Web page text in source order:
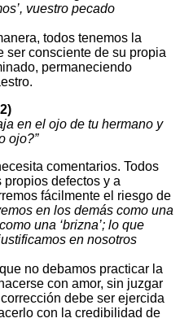
vuestro pecado
todos tenemos la
ser consciente de su propia
permaneciendo
en el ojo de tu hermano y
ojo?”
comentarios. Todos
defectos y a
fácilmente el riesgo de
en los demás como una
una ‘brizna’; lo que
en nosotros
no debamos practicar la
con amor, sin juzgar
debe ser ejercida
con la credibilidad de